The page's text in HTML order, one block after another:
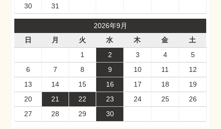
30
31
2026年9月
日
月 火 水 木 金
土
1
2 3 4
5
6
7 8 9 10 11
12
13
14 15 16 17 18
19
20
21 22 23 24 25
26
27
28 29 30